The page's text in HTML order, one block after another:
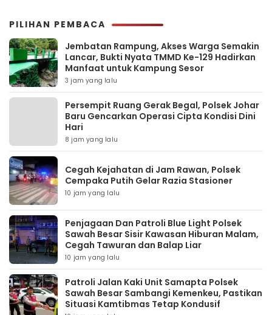
PILIHAN PEMBACA
Jembatan Rampung, Akses Warga Semakin
Lancar, Bukti Nyata TMMD Ke-129 Hadirkan
Manfaat untuk Kampung Sesor
3 jam yang lalu
Persempit Ruang Gerak Begal, Polsek Johar
Baru Gencarkan Operasi Cipta Kondisi Dini
Hari
8 jam yang lalu
Cegah Kejahatan di Jam Rawan, Polsek
Cempaka Putih Gelar Razia Stasioner
10 jam yang lalu
Penjagaan Dan Patroli Blue Light Polsek
Sawah Besar Sisir Kawasan Hiburan Malam,
Cegah Tawuran dan Balap Liar
10 jam yang lalu
Patroli Jalan Kaki Unit Samapta Polsek
Sawah Besar Sambangi Kemenkeu, Pastikan
Situasi Kamtibmas Tetap Kondusif